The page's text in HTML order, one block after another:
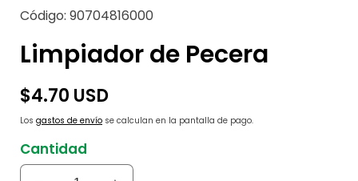
una
modal
Código: SKU:
90704816000
Limpiador de Pecera
Precio
habitual
$4.70 USD
Los gastos de envío se calculan en la pantalla de pago.
Cantidad